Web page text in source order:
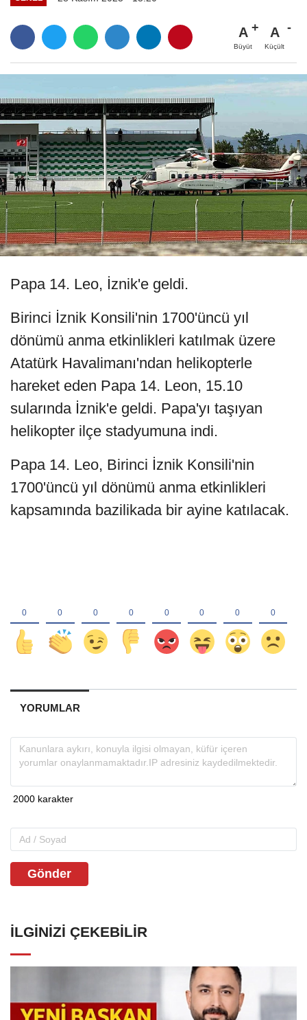
A
Büyüt
A
Küçült
Papa 14. Leo, İznik'e geldi.
Birinci İznik Konsili'nin 1700'üncü yıl
dönümü anma etkinlikleri katılmak üzere
Atatürk Havalimanı'ndan helikopterle
hareket eden Papa 14. Leon, 15.10
sularında İznik'e geldi. Papa'yı taşıyan
helikopter ilçe stadyumuna indi.
Papa 14. Leo, Birinci İznik Konsili'nin
1700'üncü yıl dönümü anma etkinlikleri
kapsamında bazilikada bir ayine katılacak.
YORUMLAR
Gönder
İLGINIZI ÇEKEBILIR